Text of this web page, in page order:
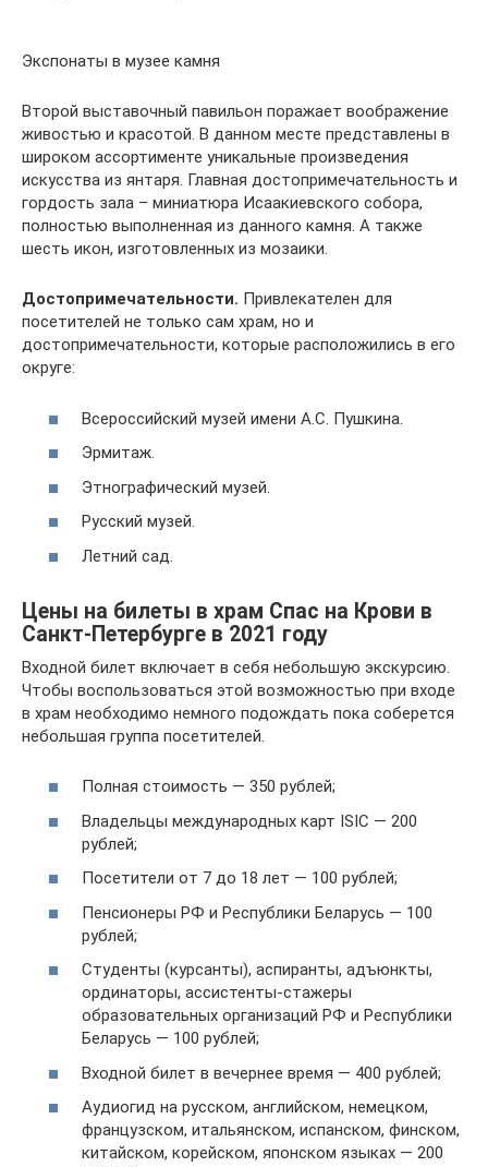
Экспонаты в музее камня
Второй выставочный павильон поражает воображение
живостью и красотой. В данном месте представлены в
широком ассортименте уникальные произведения
искусства из янтаря. Главная достопримечательность и
гордость зала – миниатюра Исаакиевского собора,
полностью выполненная из данного камня. А также
шесть икон, изготовленных из мозаики.
Достопримечательности. Привлекателен для
посетителей не только сам храм, но и
достопримечательности, которые расположились в его
округе:
Всероссийский музей имени А.С. Пушкина.
Эрмитаж.
Этнографический музей.
Русский музей.
Летний сад.
Цены на билеты в храм Спас на Крови в
Санкт-Петербурге в 2021 году
Входной билет включает в себя небольшую экскурсию.
Чтобы воспользоваться этой возможностью при входе
в храм необходимо немного подождать пока соберется
небольшая группа посетителей.
Полная стоимость — 350 рублей;
Владельцы международных карт ISIC — 200
рублей;
Посетители от 7 до 18 лет — 100 рублей;
Пенсионеры РФ и Республики Беларусь — 100
рублей;
Студенты (курсанты), аспиранты, адъюнкты,
ординаторы, ассистенты-стажеры
образовательных организаций РФ и Республики
Беларусь — 100 рублей;
Входной билет в вечернее время — 400 рублей;
Аудиогид на русском, английском, немецком,
французском, итальянском, испанском, финском,
китайском, корейском, японском языках — 200